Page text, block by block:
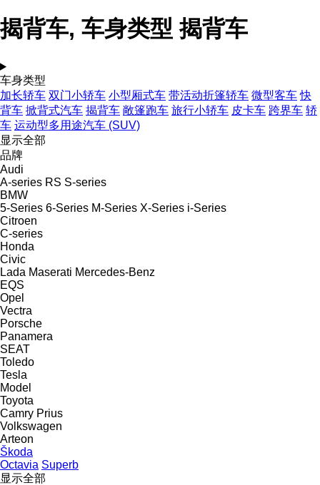
揭背车, 车身类型 揭背车
车身类型
加长轿车 双门小轿车 小型厢式车 带活动折篷轿车 微型客车 快
背车 掀背式汽车 揭背车 敞篷跑车 旅行小轿车 皮卡车 跨界车 轿
车 运动型多用途汽车 (SUV)
显示全部
品牌
Audi
A-series RS S-series
BMW
5-Series 6-Series M-Series X-Series i-Series
Citroen
C-series
Honda
Civic
Lada Maserati Mercedes-Benz
EQS
Opel
Vectra
Porsche
Panamera
SEAT
Toledo
Tesla
Model
Toyota
Camry Prius
Volkswagen
Arteon
Škoda
Octavia Superb
显示全部